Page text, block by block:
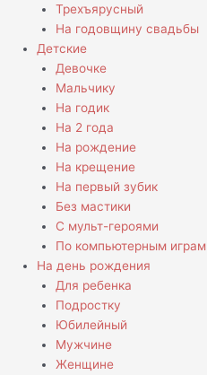
Трехъярусный
На годовщину свадьбы
Детские
Девочке
Мальчику
На годик
На 2 года
На рождение
На крещение
На первый зубик
Без мастики
С мульт-героями
По компьютерным играм
На день рождения
Для ребенка
Подростку
Юбилейный
Мужчине
Женщине